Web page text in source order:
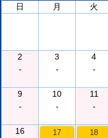
日
月 火
2
-
3
-
4
-
9
-
10
-
11
-
16
17 18